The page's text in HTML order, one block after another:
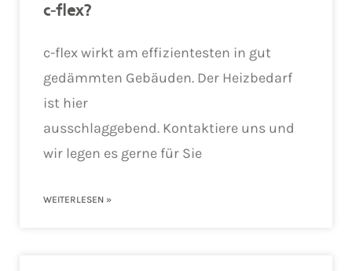
c-flex?
c-flex wirkt am effizientesten in gut
gedämmten Gebäuden. Der Heizbedarf
ist hier
ausschlaggebend. Kontaktiere uns und
wir legen es gerne für Sie
WEITERLESEN »